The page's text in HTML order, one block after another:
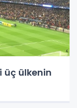
üç ülkenin